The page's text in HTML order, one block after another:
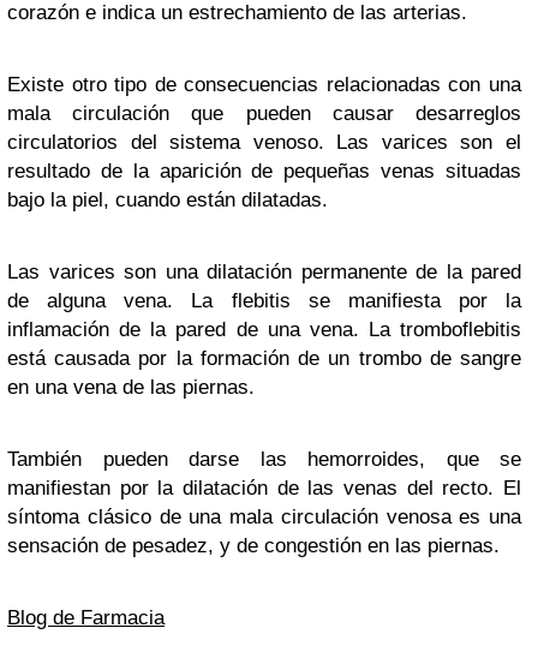
corazón e indica un estrechamiento de las arterias.
Existe otro tipo de consecuencias relacionadas con una
mala circulación que pueden causar desarreglos
circulatorios del sistema venoso. Las varices son el
resultado de la aparición de pequeñas venas situadas
bajo la piel, cuando están dilatadas.
Las varices son una dilatación permanente de la pared
de alguna vena. La flebitis se manifiesta por la
inflamación de la pared de una vena. La tromboflebitis
está causada por la formación de un trombo de sangre
en una vena de las piernas.
También pueden darse las hemorroides, que se
manifiestan por la dilatación de las venas del recto. El
síntoma clásico de una mala circulación venosa es una
sensación de pesadez, y de congestión en las piernas.
Blog de Farmacia